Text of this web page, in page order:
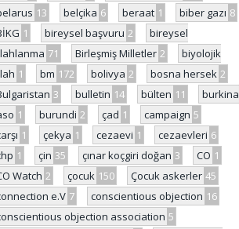
13 belçika 6 beraat 1 biber gazı 8
1 bireysel başvuru 2
bireysel
71 Birleşmiş Milletler 2
biyolojik
1 bm 172 bolivya 2 bosna hersek 2
3 bulletin 14 bülten 11
burkina
1 burundi 2 çad 1 campaign 5
1 çekya 1 cezaevi 1 cezaevleri 6
1 çin 35 çınar koçgiri doğan 3 CO 1
Watch 2 çocuk 150 Çocuk askerler 45
e.V 7 conscientious objection 16
objection association 5